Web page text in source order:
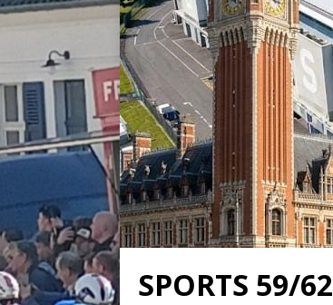
SPORTS 59/62